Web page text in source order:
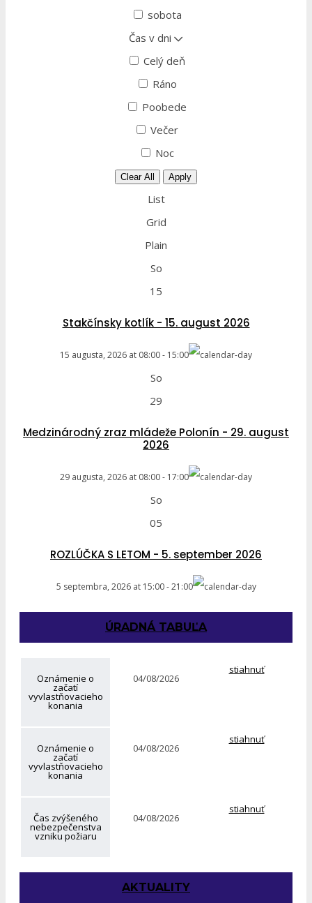
sobota
Čas v dni
Celý deň
Ráno
Poobede
Večer
Noc
Clear All Apply
List
Grid
Plain
So
15
Stakčínsky kotlík - 15. august 2026
15 augusta, 2026 at 08:00- 15:00
So
29
Medzinárodný zraz mládeže Polonín - 29. august
2026
29 augusta, 2026 at 08:00- 17:00
So
05
ROZLÚČKA S LETOM - 5. september 2026
5 septembra, 2026 at 15:00-21:00
ÚRADNÁ TABUĽA
Oznámenie o
začatí
vyvlastňovacieho
konania
04/08/2026
stiahnuť
Oznámenie o
začatí
vyvlastňovacieho
konania
04/08/2026
stiahnuť
Čas zvýšeného
nebezpečenstva
vzniku požiaru
04/08/2026
stiahnuť
AKTUALITY